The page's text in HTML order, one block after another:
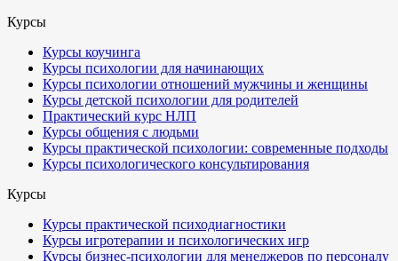
Курсы
Курсы коучинга
Курсы психологии для начинающих
Курсы психологии отношений мужчины и женщины
Курсы детской психологии для родителей
Практический курс НЛП
Курсы общения с людьми
Курсы практической психологии: современные подходы
Курсы психологического консультирования
Курсы
Курсы практической психодиагностики
Курсы игротерапии и психологических игр
Курсы бизнес-психологии для менеджеров по персоналу